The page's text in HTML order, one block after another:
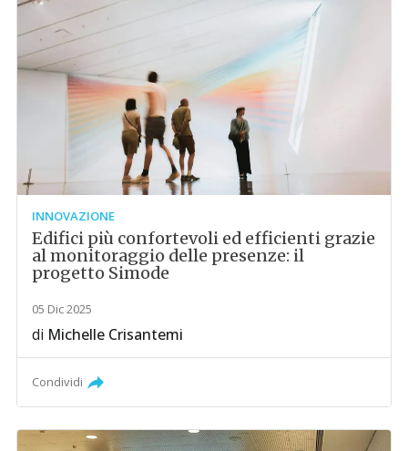
INNOVAZIONE
Edifici più confortevoli ed efficienti grazie
al monitoraggio delle presenze: il
progetto Simode
05 Dic 2025
di Michelle Crisantemi
Condividi